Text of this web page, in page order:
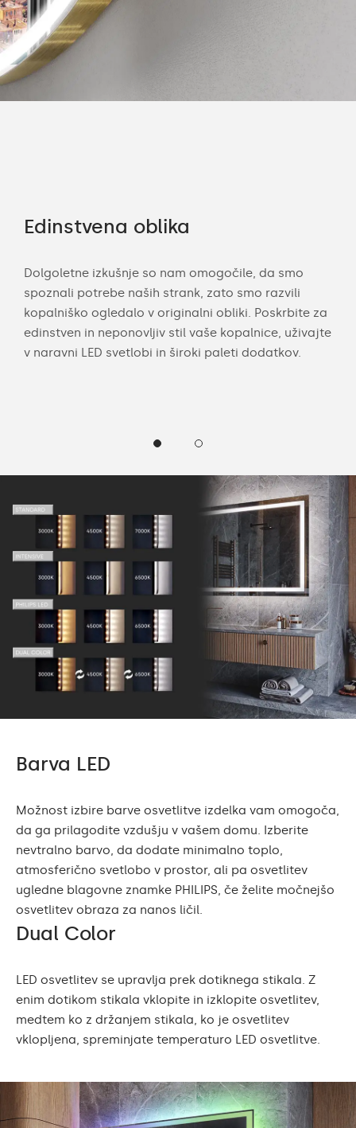
Edinstvena oblika
Dolgoletne izkušnje so nam omogočile, da smo
spoznali potrebe naših strank, zato smo razvili
kopalniško ogledalo v originalni obliki. Poskrbite za
edinstven in neponovljiv stil vaše kopalnice, uživajte
v naravni LED svetlobi in široki paleti dodatkov.
Barva LED
Možnost izbire barve osvetlitve izdelka vam omogoča,
da ga prilagodite vzdušju v vašem domu. Izberite
nevtralno barvo, da dodate minimalno toplo,
atmosferično svetlobo v prostor, ali pa osvetlitev
ugledne blagovne znamke PHILIPS, če želite močnejšo
osvetlitev obraza za nanos ličil.
Dual Color
LED osvetlitev se upravlja prek dotiknega stikala. Z
enim dotikom stikala vklopite in izklopite osvetlitev,
medtem ko z držanjem stikala, ko je osvetlitev
vklopljena, spreminjate temperaturo LED osvetlitve.